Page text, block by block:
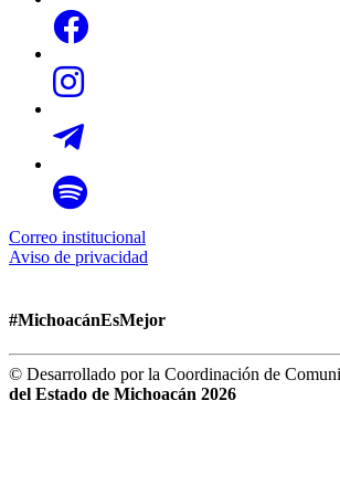
Correo institucional
Aviso de privacidad
#MichoacánEsMejor
© Desarrollado por la Coordinación de
del Estado de Michoacán 2026